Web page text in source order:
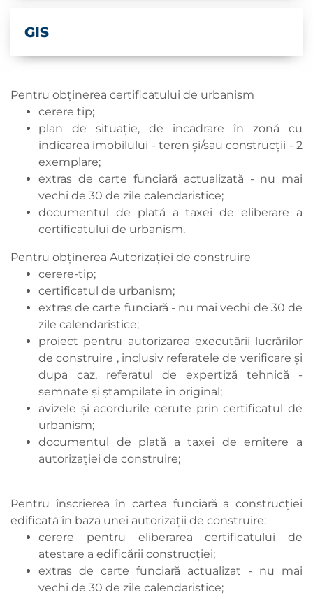
GIS
Pentru obținerea certificatului de urbanism
cerere tip;
plan de situație, de încadrare în zonă cu
indicarea imobilului - teren și/sau construcții - 2
exemplare;
extras de carte funciară actualizată - nu mai
vechi de 30 de zile calendaristice;
documentul de plată a taxei de eliberare a
certificatului de urbanism.
Pentru obținerea Autorizației de construire
cerere-tip;
certificatul de urbanism;
extras de carte funciară - nu mai vechi de 30 de
zile calendaristice;
proiect pentru autorizarea executării lucrărilor
de construire , inclusiv referatele de verificare și
dupa caz, referatul de expertiză tehnică -
semnate și ștampilate în original;
avizele și acordurile cerute prin certificatul de
urbanism;
documentul de plată a taxei de emitere a
autorizației de construire;
Pentru înscrierea în cartea funciară a construcției
edificată în baza unei autorizații de construire:
cerere pentru eliberarea certificatului de
atestare a edificării construcției;
extras de carte funciară actualizat - nu mai
vechi de 30 de zile calendaristice;